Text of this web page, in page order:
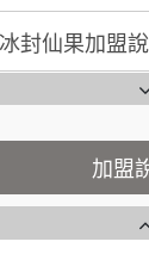
何 先生/小姐
加盟預算
呂 先生/小姐
顏 先生/小姐
冰封仙果加盟
Ramble Café
說明會
微風亭鐵板燒
鮮茶道加盟說明
加盟
SHARE TEA歇
潮味決-湯滷專
鬍子茶加盟說
鮮茶道加盟說